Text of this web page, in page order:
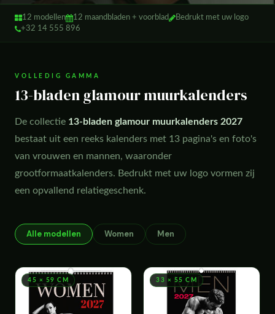
12 modellen 12 maandbladen + voorblad
Bedrukt met uw logo
+32 14 555 896
VOLLEDIG GAMMA
13-bladen glamour muurkalenders
De collectie 13-bladen glamour muurkalenders 2027
bestaat uit een reeks kalenders met 13 pagina's en foto's
van vrouwen en mannen, waaronder
grootformaatkalenders. Bedrukt met uw logo vormen zij
een opvallend relatiegeschenk.
Alle modellen Women Men
45 × 59 CM 33 × 55 CM